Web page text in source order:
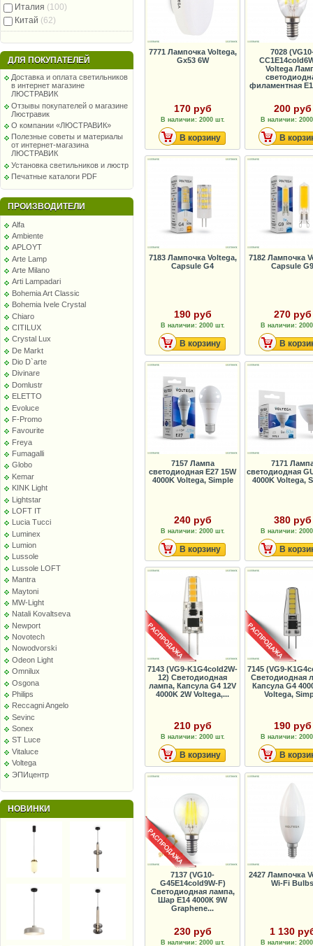
Италия (100)
Китай (62)
ДЛЯ ПОКУПАТЕЛЕЙ
Доставка и оплата светильников
в интернет магазине
ЛЮСТРАВИК
Отзывы покупателей о магазине
Люстравик
О компании «ЛЮСТРАВИК»
Полезные советы и материалы
от интернет-магазина
ЛЮСТРАВИК
Установка светильников и люстр
Печатные каталоги PDF
ПРОИЗВОДИТЕЛИ
Alfa
Ambiente
APLOYT
Arte Lamp
Arte Milano
Arti Lampadari
Bohemia Art Classic
Bohemia Ivele Crystal
Chiaro
CITILUX
Crystal Lux
De Markt
Dio D`arte
Divinare
Domlustr
ELETTO
Evoluce
F-Promo
Favourite
Freya
Fumagalli
Globo
Kemar
KINK Light
Lightstar
LOFT IT
Lucia Tucci
Luminex
Lumion
Lussole
Lussole LOFT
Mantra
Maytoni
MW-Light
Natali Kovaltseva
Newport
Novotech
Nowodvorski
Odeon Light
Omnilux
Osgona
Philips
Reccagni Angelo
Sevinc
Sonex
ST Luce
Vitaluce
Voltega
ЭПИцентр
НОВИНКИ
7771 Лампочка Voltega,
Gx53 6W
170 руб
В наличии: 2000 шт.
В корзину
7028
Voltega
филаментная
200 руб
В наличии:
В
7183 Лампочка Voltega,
Capsule G4
190 руб
В наличии: 2000 шт.
В корзину
7182 Лампочка
Capsule G9
270 руб
В наличии:
В
7157 Лампа
светодиодная E27 15W
4000K Voltega, Simple
240 руб
В наличии: 2000 шт.
В корзину
7171
светодиодная
4000K Voltega,
380 руб
В наличии:
В
7143 (VG9-K1G4cold2W-
12) Светодиодная
лампа, Капсула G4 12V
4000K 2W Voltega,...
210 руб
В наличии: 2000 шт.
В корзину
7145 (VG9-
Светодиодная
Капсула G4
Voltega,
190 руб
В наличии:
В
7137 (VG10-
G45E14cold9W-F)
Светодиодная лампа,
Шар Е14 4000К 9W
Graphene...
230 руб
В наличии: 2000 шт.
2427 Лампочка
Wi-Fi Bulbs
1 130
В наличии: